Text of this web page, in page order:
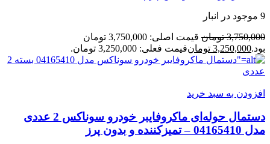
9 موجود در انبار
3,750,000 تومان
قیمت اصلی: 3,750,000 تومان
بود.3,250,000 تومانقیمت فعلی: 3,250,000 تومان.
افزودن به سبد خرید
دستمال حوله‌ای ماکروفایبر خودرو سوناکس 2 عددی
مدل 04165410 – تمیزکننده و بدون پرز